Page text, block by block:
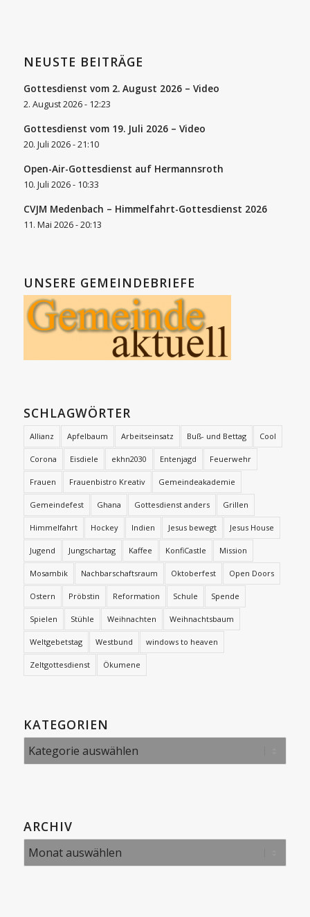
NEUSTE BEITRÄGE
Gottesdienst vom 2. August 2026 – Video
2. August 2026 - 12:23
Gottesdienst vom 19. Juli 2026 – Video
20. Juli 2026 - 21:10
Open-Air-Gottesdienst auf Hermannsroth
10. Juli 2026 - 10:33
CVJM Medenbach – Himmelfahrt-Gottesdienst 2026
11. Mai 2026 - 20:13
UNSERE GEMEINDEBRIEFE
SCHLAGWÖRTER
Allianz Apfelbaum Arbeitseinsatz Buß- und Bettag Cool
Corona Eisdiele ekhn2030 Entenjagd Feuerwehr
Frauen Frauenbistro Kreativ Gemeindeakademie
Gemeindefest Ghana Gottesdienst anders Grillen
Himmelfahrt Hockey Indien Jesus bewegt Jesus House
Jugend Jungschartag Kaffee KonfiCastle Mission
Mosambik Nachbarschaftsraum Oktoberfest Open Doors
Ostern Pröbstin Reformation Schule Spende
Spielen Stühle Weihnachten Weihnachtsbaum
Weltgebetstag Westbund windows to heaven
Zeltgottesdienst Ökumene
KATEGORIEN
Kategorien
ARCHIV